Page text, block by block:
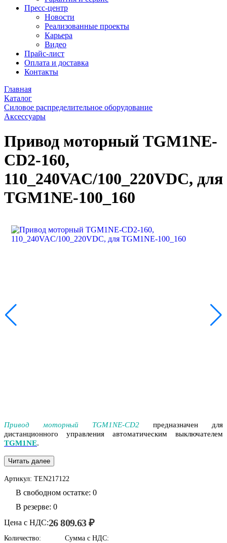
Пресс-центр
Новости
Реализованные проекты
Карьера
Видео
Прайс-лист
Оплата и доставка
Контакты
Главная
Каталог
Силовое распределительное оборудование
Аксессуары
Привод моторный TGM1NE-
CD2-160,
110_240VAC/100_220VDC, для
TGM1NE-100_160
Привод моторный TGM1NE-CD2 предназначен для
дистанционного управления автоматическим выключателем
TGM1NE.
Читать далее
Артикул: TEN217122
В свободном остатке: 0
В резерве: 0
Цена с НДС:26 809.63 ₽
Количество: Сумма с НДС: